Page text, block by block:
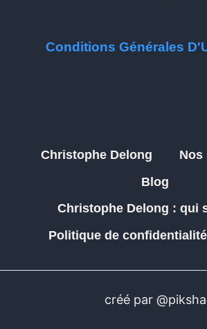
Conditions Générales
Christophe Delong
Nos
Blog
Christophe Delong : qui
Politique de confidentialité
créé par @piksha